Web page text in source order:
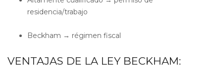
residencia/trabajo
Beckham → régimen fiscal
VENTAJAS DE LA LEY BECKHAM: